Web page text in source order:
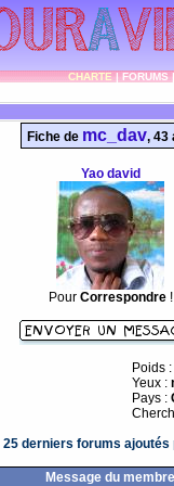
CHARTE|FORUMS
Fiche de mc_dav, 43
Yao david
Pour Correspondre!
Poids :
Yeux :
Pays :
25 derniers forums ajoutés
Message du membre